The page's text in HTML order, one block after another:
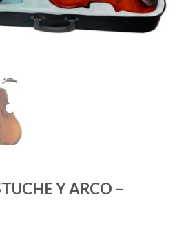
Y ARCO –